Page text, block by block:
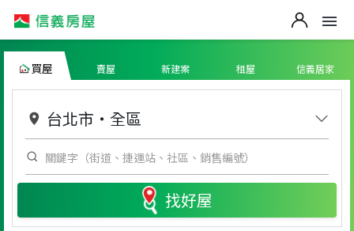
買屋 賣屋 新建案 租屋 信義居家
台北市 ・ 全區
找好屋